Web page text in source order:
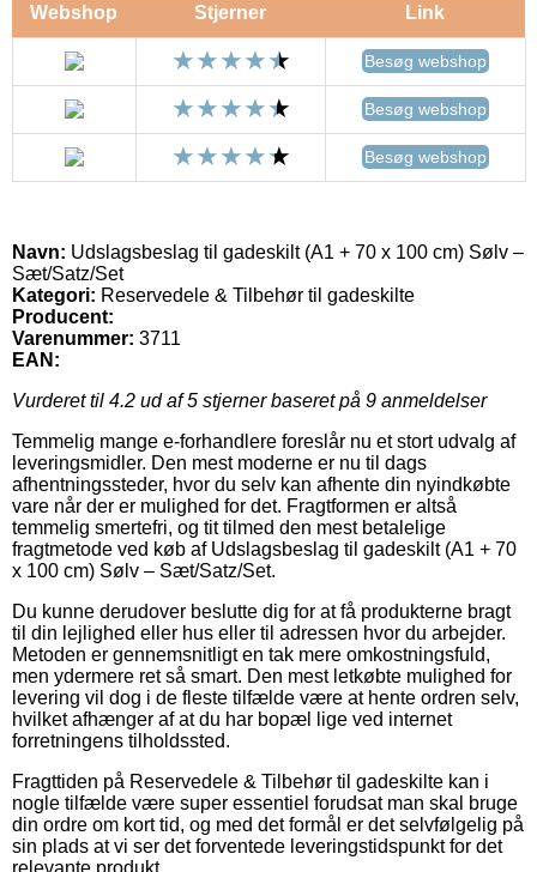
Webshop Stjerner Link
Besøg webshop
Besøg webshop
Besøg webshop
Navn: Udslagsbeslag til gadeskilt (A1 + 70 x 100 cm) Sølv –
Sæt/Satz/Set
Kategori: Reservedele & Tilbehør til gadeskilte
Producent:
Varenummer: 3711
EAN:
Vurderet til 4.2 ud af 5 stjerner baseret på 9 anmeldelser
Temmelig mange e-forhandlere foreslår nu et stort udvalg af
leveringsmidler. Den mest moderne er nu til dags
afhentningssteder, hvor du selv kan afhente din nyindkøbte
vare når der er mulighed for det. Fragtformen er altså
temmelig smertefri, og tit tilmed den mest betalelige
fragtmetode ved køb af Udslagsbeslag til gadeskilt (A1 + 70
x 100 cm) Sølv – Sæt/Satz/Set.
Du kunne derudover beslutte dig for at få produkterne bragt
til din lejlighed eller hus eller til adressen hvor du arbejder.
Metoden er gennemsnitligt en tak mere omkostningsfuld,
men ydermere ret så smart. Den mest letkøbte mulighed for
levering vil dog i de fleste tilfælde være at hente ordren selv,
hvilket afhænger af at du har bopæl lige ved internet
forretningens tilholdssted.
Fragttiden på Reservedele & Tilbehør til gadeskilte kan i
nogle tilfælde være super essentiel forudsat man skal bruge
din ordre om kort tid, og med det formål er det selvfølgelig på
sin plads at vi ser det forventede leveringstidspunkt for det
relevante produkt.